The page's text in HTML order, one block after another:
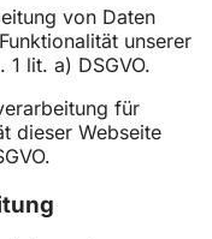
von Daten
unserer
lit. a) DSGVO.
für
dieser Webseite